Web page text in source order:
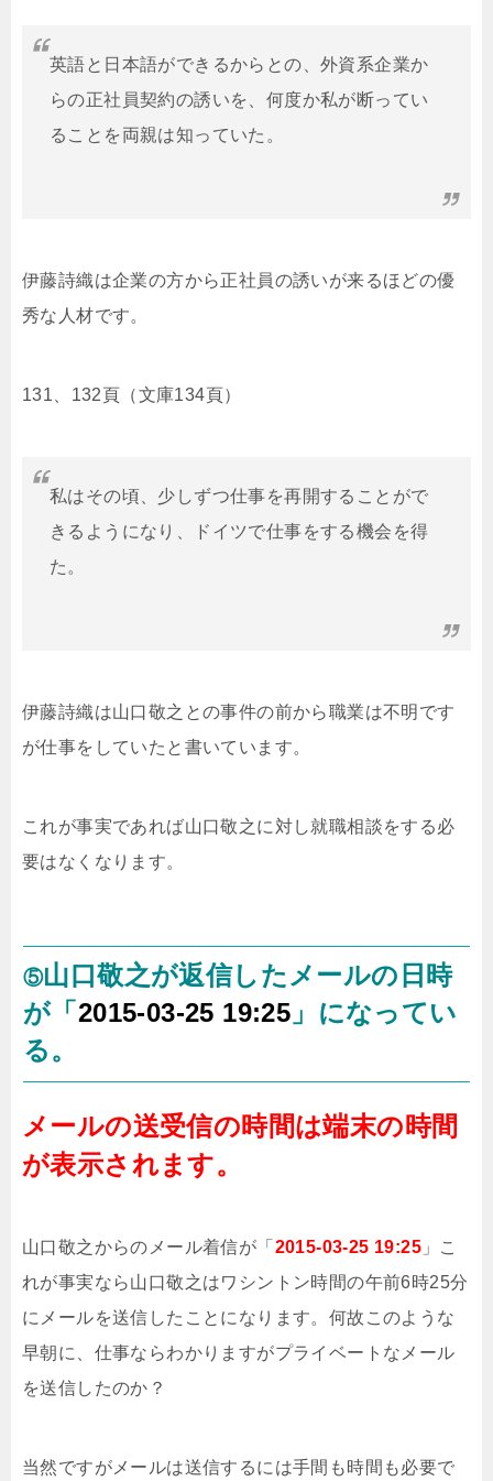
英語と日本語ができるからとの、外資系企業か
らの正社員契約の誘いを、何度か私が断ってい
ることを両親は知っていた。
伊藤詩織は企業の方から正社員の誘いが来るほどの優
秀な人材です。
131、132頁（文庫134頁）
私はその頃、少しずつ仕事を再開することがで
きるようになり、ドイツで仕事をする機会を得
た。
伊藤詩織は山口敬之との事件の前から職業は不明です
が仕事をしていたと書いています。
これが事実であれば山口敬之に対し就職相談をする必
要はなくなります。
⑤山口敬之が返信したメールの日時
が「 2015-03-25 19:25 」になってい
る。
メールの送受信の時間は端末の時間
が表示されます。
山口敬之からのメール着信が「 2015-03-25 19:25 」こ
れが事実なら山口敬之はワシントン時間の午前6時25分
にメールを送信したことになります。何故このような
早朝に、仕事ならわかりますがプライベートなメール
を送信したのか？
当然ですがメールは送信するには手間も時間も必要で